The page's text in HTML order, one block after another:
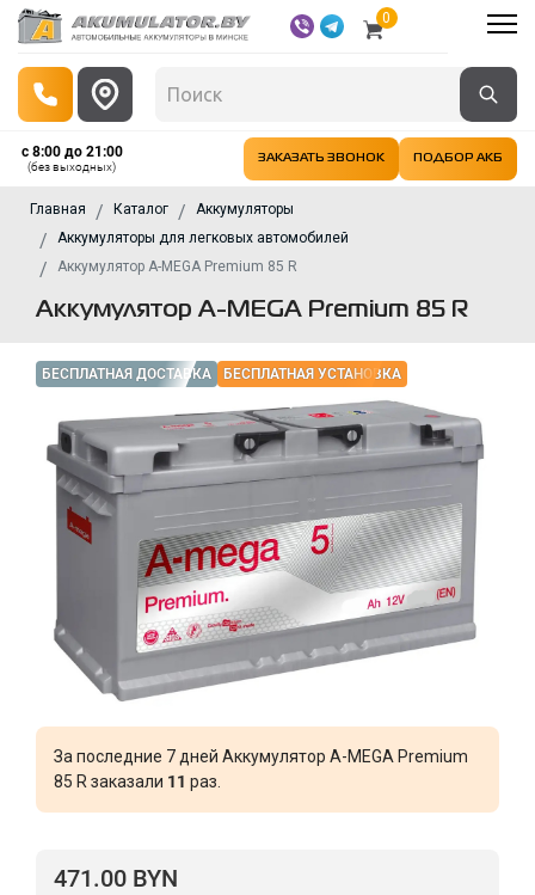
0
с 8:00 до 21:00
(без выходных)
ЗАКАЗАТЬ ЗВОНОК ПОДБОР АКБ
Главная Каталог
Аккумуляторы
Аккумуляторы для легковых автомобилей
Аккумулятор A-MEGA Premium 85 R
Аккумулятор A-MEGA Premium 85 R
БЕСПЛАТНАЯ ДОСТАВКА БЕСПЛАТНАЯ УСТАНОВКА
За последние 7 дней Аккумулятор A-MEGA Premium
85 R заказали 11 раз.
471.00 BYN